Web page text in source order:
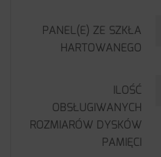
PANEL(E) ZE SZKŁA
HARTOWANEGO
ILOŚĆ
OBSŁUGIWANYCH
ROZMIARÓW DYSKÓW
PAMIĘCI